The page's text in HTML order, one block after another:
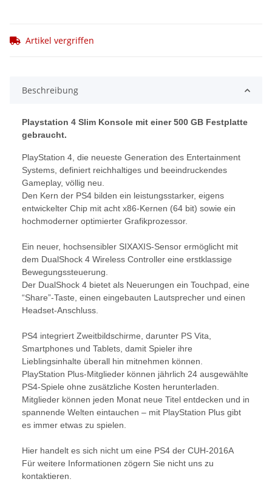
Artikel vergriffen
Beschreibung
Playstation 4 Slim Konsole mit einer 500 GB Festplatte
gebraucht.
PlayStation 4, die neueste Generation des Entertainment
Systems, definiert reichhaltiges und beeindruckendes
Gameplay, völlig neu.
Den Kern der PS4 bilden ein leistungsstarker, eigens
entwickelter Chip mit acht x86-Kernen (64 bit) sowie ein
hochmoderner optimierter Grafikprozessor.
Ein neuer, hochsensibler SIXAXIS-Sensor ermöglicht mit
dem DualShock 4 Wireless Controller eine erstklassige
Bewegungssteuerung.
Der DualShock 4 bietet als Neuerungen ein Touchpad, eine
“Share”-Taste, einen eingebauten Lautsprecher und einen
Headset-Anschluss.
PS4 integriert Zweitbildschirme, darunter PS Vita,
Smartphones und Tablets, damit Spieler ihre
Lieblingsinhalte überall hin mitnehmen können.
PlayStation Plus-Mitglieder können jährlich 24 ausgewählte
PS4-Spiele ohne zusätzliche Kosten herunterladen.
Mitglieder können jeden Monat neue Titel entdecken und in
spannende Welten eintauchen – mit PlayStation Plus gibt
es immer etwas zu spielen.
Hier handelt es sich nicht um eine PS4 der CUH-2016A
Für weitere Informationen zögern Sie nicht uns zu
kontaktieren.